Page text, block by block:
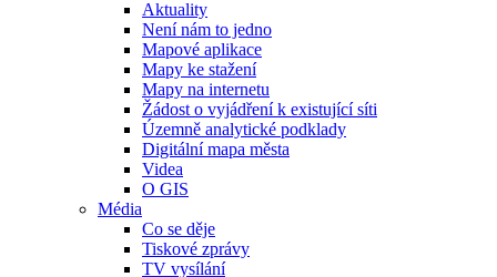
Aktuality
Není nám to jedno
Mapové aplikace
Mapy ke stažení
Mapy na internetu
Žádost o vyjádření k existující síti
Územně analytické podklady
Digitální mapa města
Videa
O GIS
Média
Co se děje
Tiskové zprávy
TV vysílání